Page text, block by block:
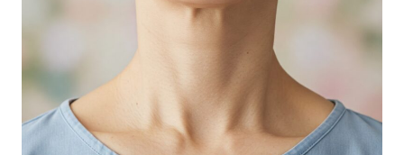
AMELIYATSIZ
CERRAHI
SEÇENEKLER